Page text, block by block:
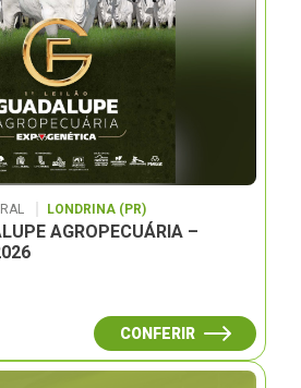
LONDRINA (PR)
AGROPECUÁRIA –
CONFERIR